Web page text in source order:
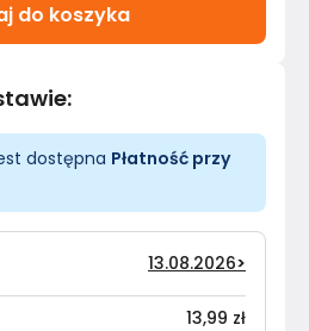
do koszyka
:
dostępna Płatność przy
13.08.2026>
13,99 zł